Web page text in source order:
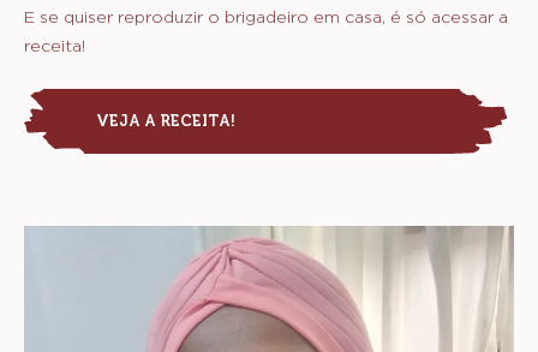
E se quiser reproduzir o brigadeiro em casa, é só acessar a
receita!
VEJA A RECEITA!